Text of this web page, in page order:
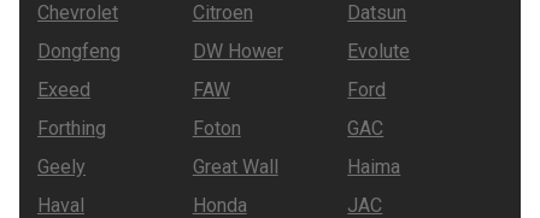
Chevrolet
Citroen
Datsun
Dongfeng
DW Hower
Evolute
Exeed
FAW
Ford
Forthing
Foton
GAC
Geely
Great Wall
Haima
Haval
Honda
JAC